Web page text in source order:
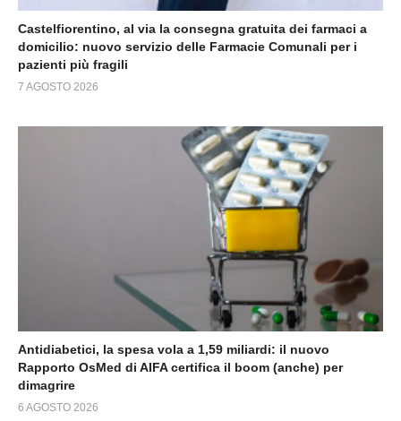
Castelfiorentino, al via la consegna gratuita dei farmaci a
domicilio: nuovo servizio delle Farmacie Comunali per i
pazienti più fragili
7 AGOSTO 2026
Antidiabetici, la spesa vola a 1,59 miliardi: il nuovo
Rapporto OsMed di AIFA certifica il boom (anche) per
dimagrire
6 AGOSTO 2026